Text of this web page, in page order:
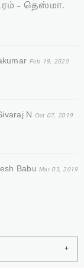
– தெஸ்மா.
Feb 19, 2020
N Oct 07, 2019
Babu Mar 03, 2019